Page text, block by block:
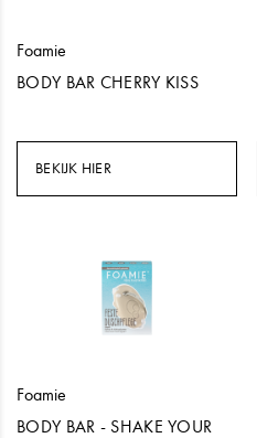
Foamie
BODY BAR CHERRY KISS
BEKIJK HIER
Foamie
BODY BAR - SHAKE YOUR